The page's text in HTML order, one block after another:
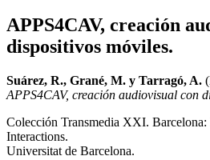
APPS4CAV, creación
dispositivos móviles.
Suárez, R., Grané, M. y Tarragó, A.
APPS4CAV, creación audiovisual con
Colección Transmedia XXI.
Interactions.
Universitat de Barcelona.